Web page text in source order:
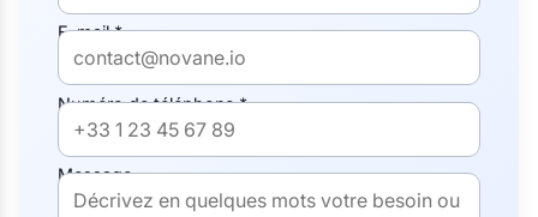
E-mail *
Numéro de téléphone *
Message